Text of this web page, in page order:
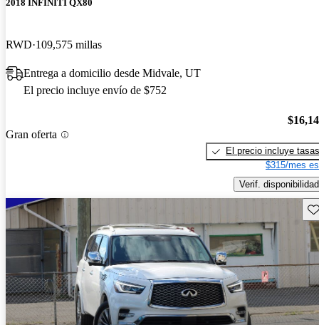
2018 INFINITI QX80
RWD 109,575 millas
Entrega a domicilio desde Midvale, UT
El precio incluye envío de $752
Gran oferta
El precio incluye tasas
$315/mes
Verif. disponibilidad